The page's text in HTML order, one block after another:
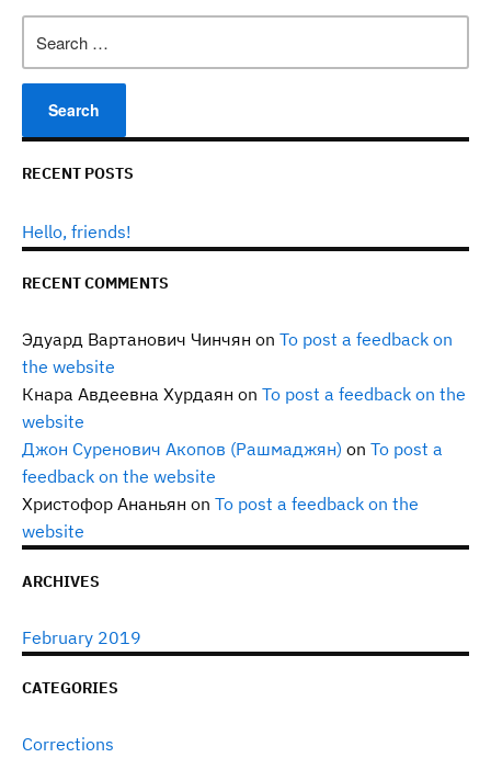
for:
RECENT POSTS
Hello, friends!
RECENT COMMENTS
Эдуард Вартанович Чинчян on To post a feedback on
the website
Кнара Авдеевна Хурдаян on To post a feedback on the
website
Джон Суренович Акопов (Рашмаджян) on To post a
feedback on the website
Христофор Ананьян on To post a feedback on the
website
ARCHIVES
February 2019
CATEGORIES
Corrections